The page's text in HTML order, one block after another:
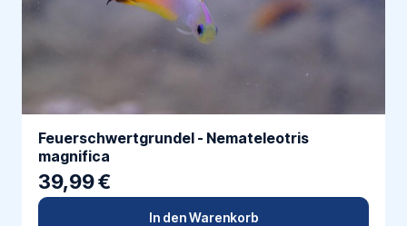
Feuerschwertgrundel - Nemateleotris
magnifica
39,99 €
In den Warenkorb